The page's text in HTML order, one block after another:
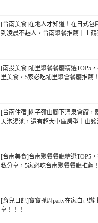
[台南美食]在地人才知道！在日式包
到凌晨不趕人，台南聚餐推薦｜上
[南投美食]埔里聚餐餐廳精選TOP5
里美食，5家必吃埔里聚會餐廳推薦！
[台南住宿]關子嶺山腳下溫泉會館，
天泡湯池，還有超大車庫房型｜山
[台南美食]台南聚餐餐廳精選TOP5
私分享，5家必吃台南聚餐餐廳推薦！
[育兒日記]寶寶抓周party在家自己辦
享！！！